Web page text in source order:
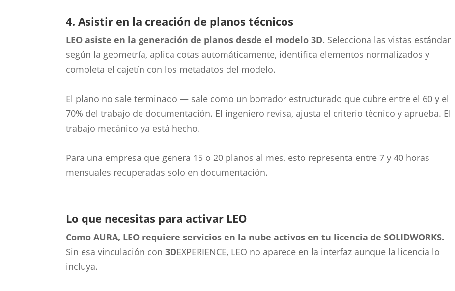
4. Asistir en la creación de planos técnicos
LEO asiste en la generación de planos desde el modelo 3D. Selecciona las vistas estándar
según la geometría, aplica cotas automáticamente, identifica elementos normalizados y
completa el cajetín con los metadatos del modelo.
El plano no sale terminado — sale como un borrador estructurado que cubre entre el 60 y el
70% del trabajo de documentación. El ingeniero revisa, ajusta el criterio técnico y aprueba. El
trabajo mecánico ya está hecho.
Para una empresa que genera 15 o 20 planos al mes, esto representa entre 7 y 40 horas
mensuales recuperadas solo en documentación.
Lo que necesitas para activar LEO
Como AURA, LEO requiere servicios en la nube activos en tu licencia de SOLIDWORKS.
Sin esa vinculación con3DEXPERIENCE, LEO no aparece en la interfaz aunque la licencia lo
incluya.